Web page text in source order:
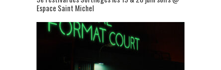
Espace Saint Michel